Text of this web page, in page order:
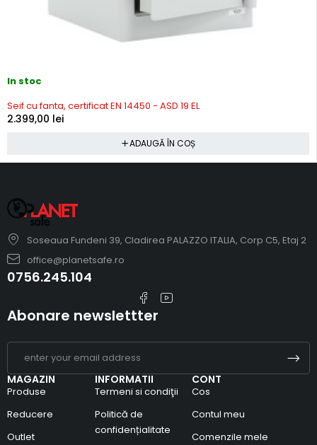
In stoc
Seif cu fanta, certificat EN 14450 - ASD 19 EL
2.399,00 lei
ADAUGĂ ÎN COȘ
Soseaua Fundeni 39, Cladirea PALAZZO ITALIA, Corp C5, Etaj 2
office@planetsafe.ro
0756.245.104
MAGAZIN
Produse
Reducere
Outlet
INFORMATII
Termeni si condiţii
Politică de
confidențialitate
CONT
Cos
Contul meu
Comenzile mele
Abonare newslettter